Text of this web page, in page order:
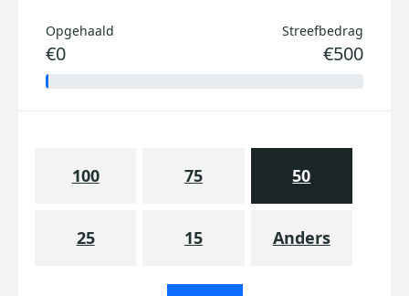
Opgehaald
€0
Streefbedrag
€500
100 75 50
25 15 Anders